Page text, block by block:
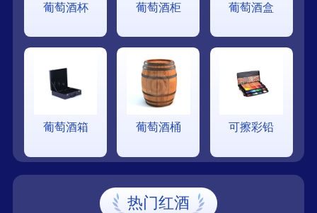
葡萄酒杯 葡萄酒柜 葡萄酒盒
葡萄酒箱 葡萄酒桶 可擦彩铅
热门红酒